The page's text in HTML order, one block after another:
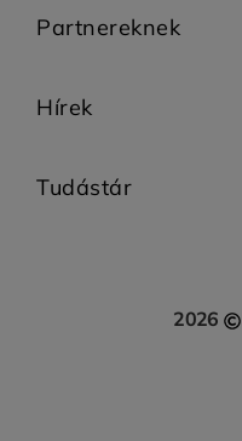
Partnereknek
Hírek
Tudástár
2026